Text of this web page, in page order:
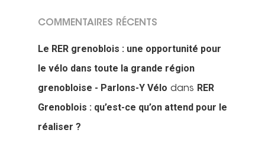
COMMENTAIRES RÉCENTS
Le RER grenoblois : une opportunité pour
le vélo dans toute la grande région
grenobloise - Parlons-Y Vélo dans RER
Grenoblois : qu’est-ce qu’on attend pour le
réaliser ?